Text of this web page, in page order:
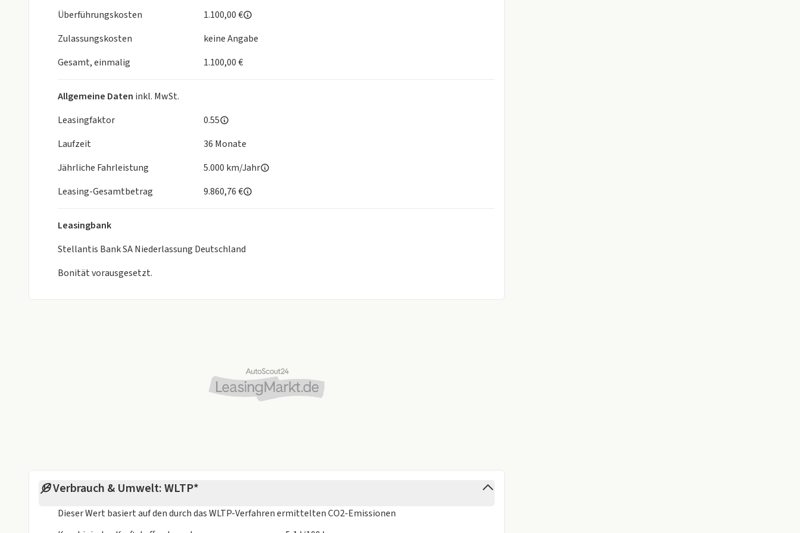
Überführungskosten
1.100,00 €
Zulassungskosten
keine Angabe
Gesamt, einmalig
1.100,00 €
Allgemeine Daten inkl. MwSt.
Leasingfaktor
0.55
Laufzeit
36 Monate
Jährliche Fahrleistung
5.000 km/Jahr
Leasing-Gesamtbetrag
9.860,76 €
Leasingbank
Stellantis Bank SA Niederlassung Deutschland
Bonität vorausgesetzt.
Verbrauch & Umwelt: WLTP*
Dieser Wert basiert auf den durch dasWLTP-Verfahrenermittelten CO2-Emissionen